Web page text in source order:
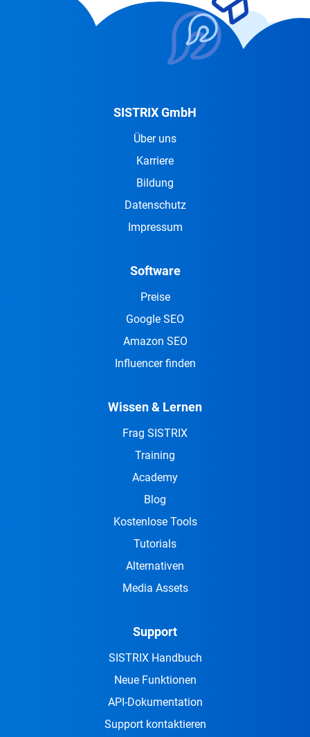
SISTRIX GmbH
Über uns
Karriere
Bildung
Datenschutz
Impressum
Software
Preise
Google SEO
Amazon SEO
Influencer finden
Wissen & Lernen
Frag SISTRIX
Training
Academy
Blog
Kostenlose Tools
Tutorials
Alternativen
Media Assets
Support
SISTRIX Handbuch
Neue Funktionen
API-Dokumentation
Support kontaktieren